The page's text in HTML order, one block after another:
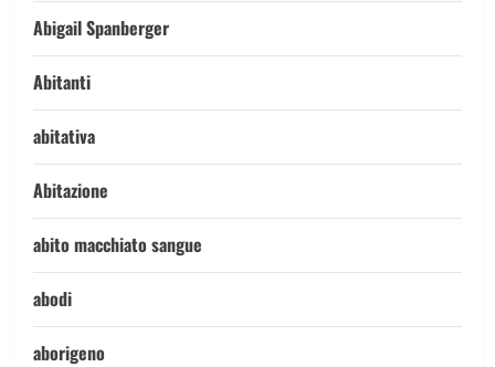
Abigail Spanberger
Abitanti
abitativa
Abitazione
abito macchiato sangue
abodi
aborigeno